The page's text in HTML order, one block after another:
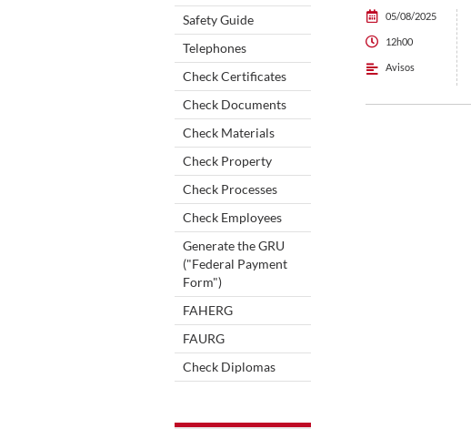
Safety Guide
Telephones
Check Certificates
Check Documents
Check Materials
Check Property
Check Processes
Check Employees
Generate the GRU
("Federal Payment
Form")
FAHERG
FAURG
Check Diplomas
05/08/2025
12h00
Avisos